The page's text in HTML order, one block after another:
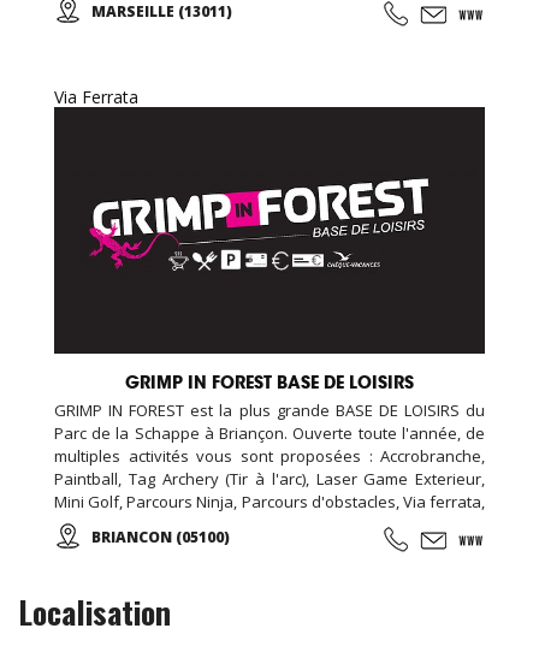
d'essai offert !
MARSEILLE (13011)
Via Ferrata
GRIMP IN FOREST BASE DE LOISIRS
GRIMP IN FOREST est la plus grande BASE DE LOISIRS du
Parc de la Schappe à Briançon. Ouverte toute l'année, de
multiples activités vous sont proposées : Accrobranche,
Paintball, Tag Archery (Tir à l'arc), Laser Game Exterieur,
Mini Golf, Parcours Ninja, Parcours d'obstacles, Via ferrata,
chasse aux trésors (chasse aux indices), Biathlon... De
l'aventure, des émotions, des moments forts à partager en
soirée nocturne privative, EVG, EVJF...).
BRIANCON (05100)
Localisation